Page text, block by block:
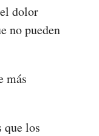
dolor
no pueden
más
que los